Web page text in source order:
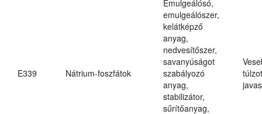
E339 Nátrium-foszfátok
Emulgeálósó,
emulgeálószer,
kelátképző
anyag,
nedvesítőszer,
savanyúságot
szabályozó
anyag,
stabilizátor,
sűrítőanyag,